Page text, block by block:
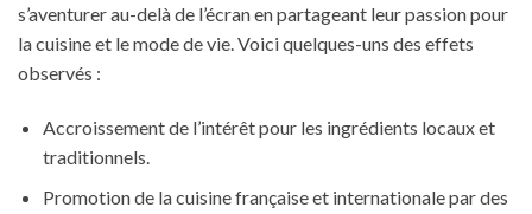
s’aventurer au-delà de l’écran en partageant leur passion pour
la cuisine et le mode de vie. Voici quelques-uns des effets
observés :
Accroissement de l’intérêt pour les ingrédients locaux et
traditionnels.
Promotion de la cuisine française et internationale par des